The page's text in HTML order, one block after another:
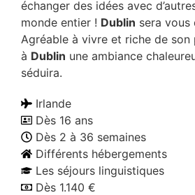
échanger des idées avec
monde entier ! Dublin sera vous
Agréable à vivre et riche de son
à Dublin une ambiance
séduira.
Irlande
Dès 16 ans
Dès 2 à 36 semaines
Différents hébergements
Les séjours linguistiques
Dès 1.140 €